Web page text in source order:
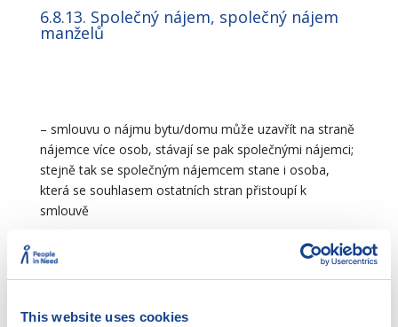
This website uses cookies
6.8.13. Společný nájem, společný nájem
manželů
– smlouvu o nájmu bytu/domu může uzavřít na straně
nájemce více osob, stávají se pak společnými nájemci;
stejně tak se společným nájemcem stane i osoba,
která se souhlasem ostatních stran přistoupí k
smlouvě
– společní nájemci mají stejná práva a povinnosti
Běžné věci spravuje (obstarává) každý ze společných
společní nájemci jsou zavázáni a oprávněni společně a